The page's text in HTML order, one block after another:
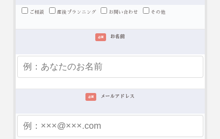
ご相談 産後プランニング お問い合わせ その他
必須 お名前
必須 メールアドレス